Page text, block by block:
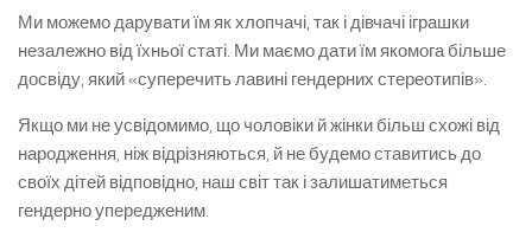
Ми можемо дарувати їм як хлопчачі, так і дівчачі іграшки
незалежно від їхньої статі. Ми маємо дати їм якомога більше
досвіду, який «суперечить лавині гендерних стереотипів».
Якщо ми не усвідомимо, що чоловіки й жінки більш схожі від
народження, ніж відрізняються, й не будемо ставитись до
своїх дітей відповідно, наш світ так і залишатиметься
гендерно упередженим.